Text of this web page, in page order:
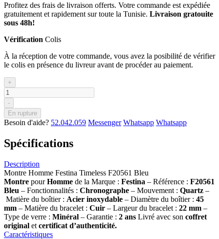
Profitez des frais de livraison offerts. Votre commande est expédiée
gratuitement et rapidement sur toute la Tunisie. Livraison gratouite
sous 48h!
Vérification Colis
À la réception de votre commande, vous avez la posibilité de vérifier
le colis en présence du livreur avant de procéder au paiement.
+
-
En rupture
Besoin d'aide? 52.042.059 Messenger Whatsapp Whatsapp
Spécifications
Description
Montre Homme Festina Timeless F20561 Bleu
Montre pourHomme de la Marque : Festina – Référence : F20561
Bleu – Fonctionnalités : Chronographe – Mouvement : Quartz –
Matière du boîtier : Acier inoxydable – Diamètre du boîtier : 45
mm – Matière du bracelet : Cuir – Largeur du bracelet : 22 mm –
Type de verre : Minéral – Garantie : 2 ans Livré avec son coffret
original et certificat d’authenticité.
Caractéristiques